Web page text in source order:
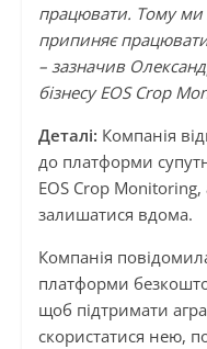
працювати. Тому ми
припиняє працювати
– зазначив
бізнесу EOS Crop
Деталі: Компанія
до платформи
EOS Crop
залишатися вдома.
Компанія
платформи
щоб підтримати
скористатися нею,